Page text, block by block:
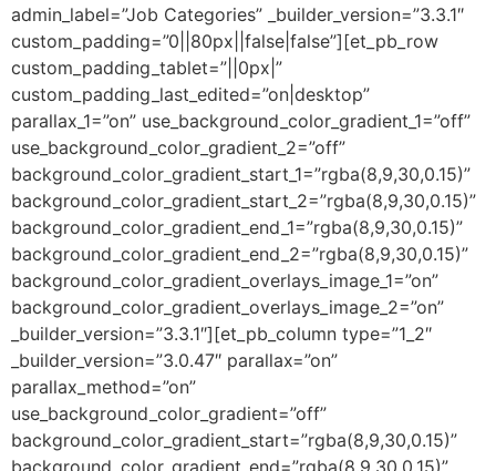
admin_label=”Job Categories” _builder_version=”3.3.1″
custom_padding=”0||80px||false|false”][et_pb_row
custom_padding_tablet=”||0px|”
custom_padding_last_edited=”on|desktop”
parallax_1=”on” use_background_color_gradient_1=”off”
use_background_color_gradient_2=”off”
background_color_gradient_start_1=”rgba(8,9,30,0.15)”
background_color_gradient_start_2=”rgba(8,9,30,0.15)”
background_color_gradient_end_1=”rgba(8,9,30,0.15)”
background_color_gradient_end_2=”rgba(8,9,30,0.15)”
background_color_gradient_overlays_image_1=”on”
background_color_gradient_overlays_image_2=”on”
_builder_version=”3.3.1″][et_pb_column type=”1_2″
_builder_version=”3.0.47″ parallax=”on”
parallax_method=”on”
use_background_color_gradient=”off”
background_color_gradient_start=”rgba(8,9,30,0.15)”
background_color_gradient_end=”rgba(8,9,30,0.15)”